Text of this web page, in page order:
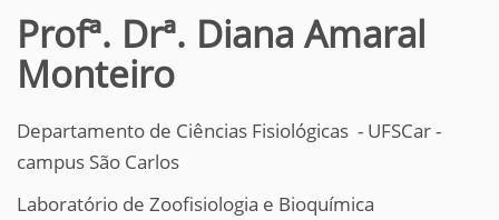
Profª. Drª. Diana Amaral
Monteiro
Departamento de Ciências Fisiológicas - UFSCar -
campus São Carlos
Laboratório de Zoofisiologia e Bioquímica